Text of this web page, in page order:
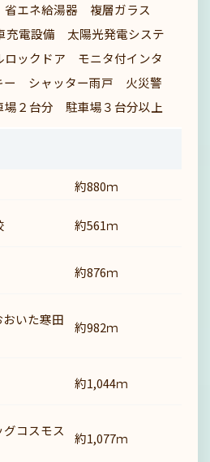
エネ給湯器 複層ガラス
電設備 太陽光発電システ
ックドア モニタ付インタ
ー シャッター雨戸 火災警
２台分 駐車場３台分以上
約880ｍ
約561ｍ
約876ｍ
いた寒田
約982ｍ
約1,044ｍ
コスモス
約1,077ｍ